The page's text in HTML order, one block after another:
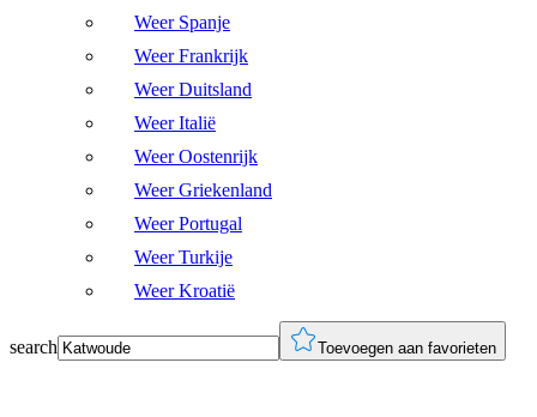
Weer Spanje
Weer Frankrijk
Weer Duitsland
Weer Italië
Weer Oostenrijk
Weer Griekenland
Weer Portugal
Weer Turkije
Weer Kroatië
search Toevoegen aan favorieten